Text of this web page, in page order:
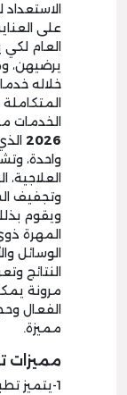
على
العام لكي
يرضيهن،
خلاله
الخدمات
2026
واحدة،
العلاجية،
وتجفيف
ويقوم
المهرة
الوسائل
النتائج
مرونة
الفعال
مميزة.
مميزات
1-يتميز